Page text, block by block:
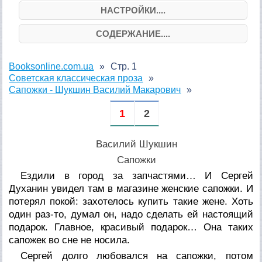
НАСТРОЙКИ....
СОДЕРЖАНИЕ....
Booksonline.com.ua
Советская классическая проза
Сапожки - Шукшин Василий Макарович
Стр. 1
1 2
Василий Шукшин
Сапожки
Ездили в город за запчастями… И Сергей
Духанин увидел там в магазине женские сапожки. И
потерял покой: захотелось купить такие жене. Хоть
один раз-то, думал он, надо сделать ей настоящий
подарок. Главное, красивый подарок… Она таких
сапожек во сне не носила.
Сергей долго любовался на сапожки, потом